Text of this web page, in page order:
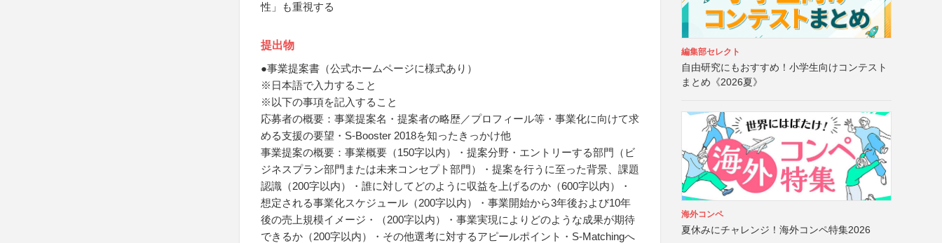
性」も重視する
提出物
●事業提案書（公式ホームページに様式あり）
※日本語で入力すること
※以下の事項を記入すること
応募者の概要：事業提案名・提案者の略歴／プロフィール等・事業化に向けて求
める支援の要望・S-Booster 2018を知ったきっかけ他
事業提案の概要：事業概要（150字以内）・提案分野・エントリーする部門（ビ
ジネスプラン部門または未来コンセプト部門）・提案を行うに至った背景、課題
認識（200字以内）・誰に対してどのように収益を上げるのか（600字以内）・
想定される事業化スケジュール（200字以内）・事業開始から3年後および10年
後の売上規模イメージ・（200字以内）・事業実現によりどのような成果が期待
できるか（200字以内）・その他選考に対するアピールポイント・S-Matchingへ
編集部セレクト
自由研究にもおすすめ！小学生向けコンテスト
まとめ《2026夏》
海外コンペ
夏休みにチャレンジ！海外コンペ特集2026